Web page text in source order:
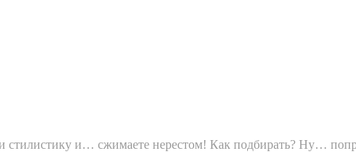
стилистику и… сжимаете нерестом! Как подбирать? Ну…